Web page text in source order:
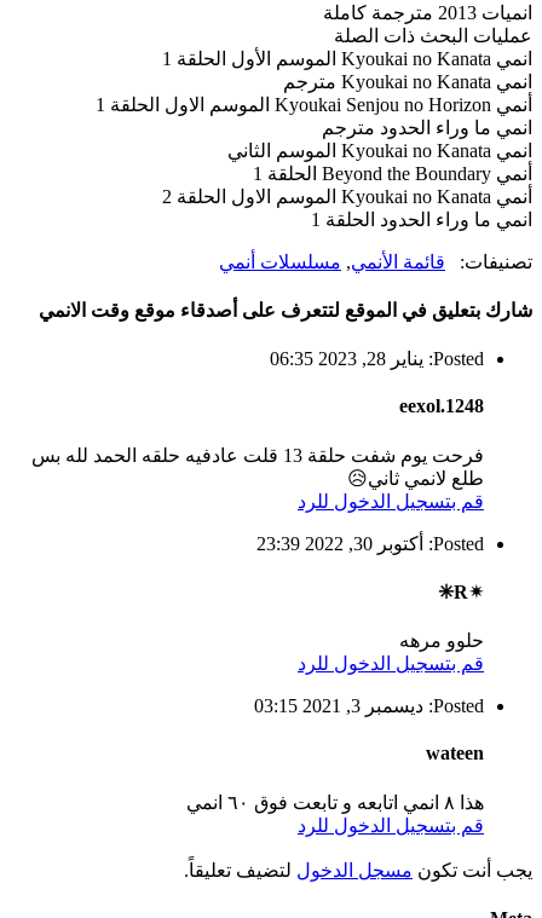
انميات 2013 مترجمة كاملة
عمليات البحث ذات الصلة
انمي Kyoukai no Kanata الموسم الأول الحلقة 1
انمي Kyoukai no Kanata مترجم
أنمي Kyoukai Senjou no Horizon الموسم الاول الحلقة 1
انمي ما وراء الحدود مترجم
انمي Kyoukai no Kanata الموسم الثاني
أنمي Beyond the Boundary الحلقة 1
أنمي Kyoukai no Kanata الموسم الاول الحلقة 2
انمي ما وراء الحدود الحلقة 1
تصنيفات: قائمة الأنمي, مسلسلات أنمي
شارك بتعليق في الموقع لتتعرف على أصدقاء موقع وقت الانمي
Posted: يناير 28, 2023 06:35
eexol.1248
فرحت يوم شفت حلقة 13 قلت عادفيه حلقه الحمد لله بس
طلع لانمي ثاني😥
قم بتسجيل الدخول للرد
Posted: أكتوبر 30, 2022 23:39
✴R✳
حلوو مرهه
قم بتسجيل الدخول للرد
Posted: ديسمبر 3, 2021 03:15
wateen
هذا ٨ انمي اتابعه و تابعت فوق ٦٠ انمي
قم بتسجيل الدخول للرد
يجب أنت تكون مسجل الدخول لتضيف تعليقاً.